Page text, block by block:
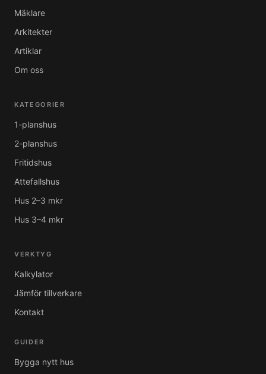
Mäklare
Arkitekter
Artiklar
Om oss
KATEGORIER
1-planshus
2-planshus
Fritidshus
Attefallshus
Hus 2–3 mkr
Hus 3–4 mkr
VERKTYG
Kalkylator
Jämför tillverkare
Kontakt
GUIDER
Bygga nytt hus